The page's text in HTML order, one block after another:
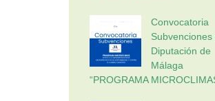
Convocatoria
Subvenciones
Diputación de
Málaga
“PROGRAMA